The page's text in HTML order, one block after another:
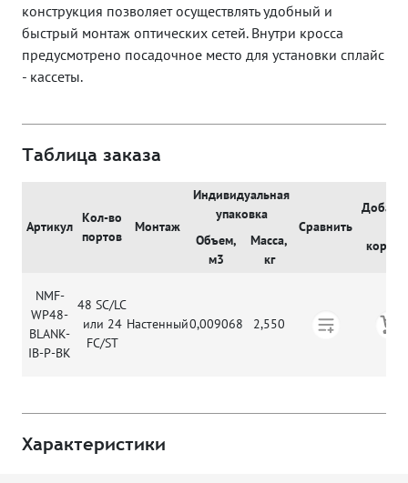
конструкция позволяет осуществлять удобный и
быстрый монтаж оптических сетей. Внутри кросса
предусмотрено посадочное место для установки сплайс
- кассеты.
Таблица заказа
Артикул
Кол-во
портов
Монтаж
Индивидуальная
упаковка
Сравнить
Объем,
м3
Масса,
кг
NMF-
WP48-
BLANK-
IB-P-BK
48 SC/LC
или 24
FC/ST
Настенный0,009068 2,550
Характеристики